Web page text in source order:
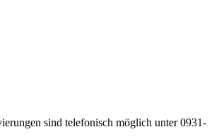
sind telefonisch möglich unter 0931-